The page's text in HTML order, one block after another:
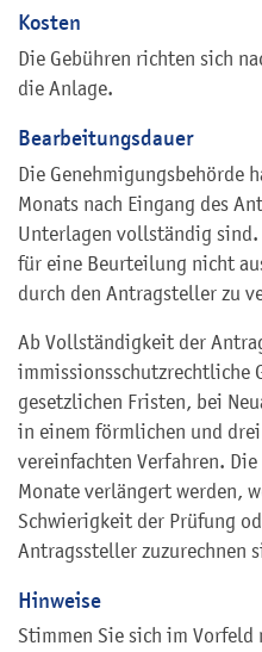
Kosten
Die Gebühren richten sich
die Anlage.
Bearbeitungsdauer
Die Genehmigungsbehörde
Monats nach Eingang des
Unterlagen vollständig
für eine Beurteilung nicht
durch den Antragsteller zu
Ab Vollständigkeit der
immissionsschutzrechtliche
gesetzlichen Fristen, bei
in einem förmlichen und
vereinfachten Verfahren.
Monate verlängert werden,
Schwierigkeit der Prüfung
Antragssteller zuzurechnen
Hinweise
Stimmen Sie sich im